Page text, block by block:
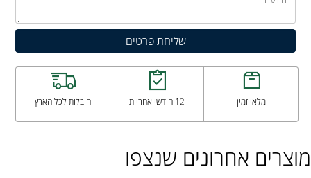
מלאי זמין 12 חודשי אחריות הובלות לכל הארץ
מוצרים אחרונים שנצפו